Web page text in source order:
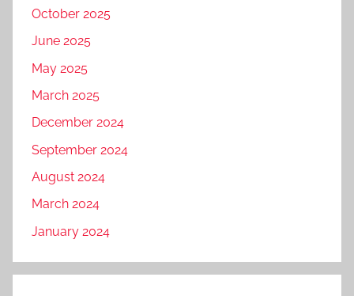
October 2025
June 2025
May 2025
March 2025
December 2024
September 2024
August 2024
March 2024
January 2024